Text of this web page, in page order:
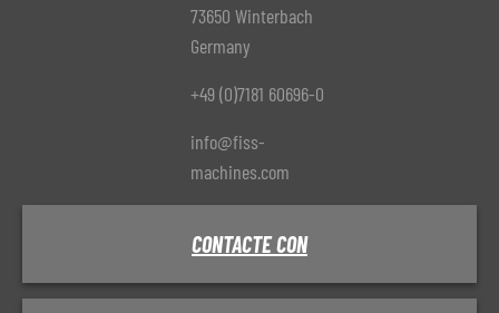
73650 Winterbach
Germany
+49 (0)7181 60696-0
info@fiss-
machines.com
CONTACTE CON